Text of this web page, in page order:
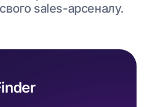
sales-арсеналу.